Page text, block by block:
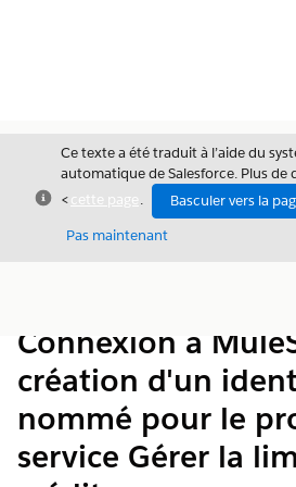
Fermer
Ce texte a été traduit à l’aide du
automatique de Salesforce. Plus de
<cette page .
Basculer vers la
Pas maintenant
Connexion à
création d'un
nommé pour le
service Gérer la